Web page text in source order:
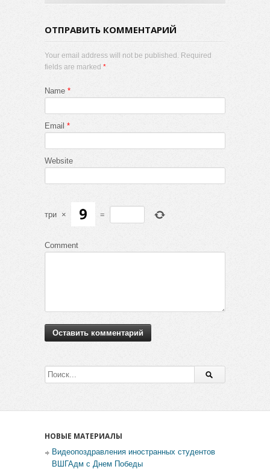
ОТПРАВИТЬ КОММЕНТАРИЙ
Your email address will not be published. Required
fields are marked *
Name *
Email *
Website
три × =
Comment
НОВЫЕ МАТЕРИАЛЫ
Видеопоздравления иностранных студентов
ВШГАдм с Днем Победы